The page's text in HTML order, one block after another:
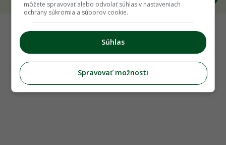
môžete spravovať alebo odvolať súhlas v nastaveniach
ochrany súkromia a súborov cookie.
Súhlas
Spravovať možnosti